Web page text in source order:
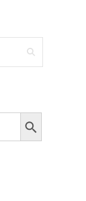
Search Button